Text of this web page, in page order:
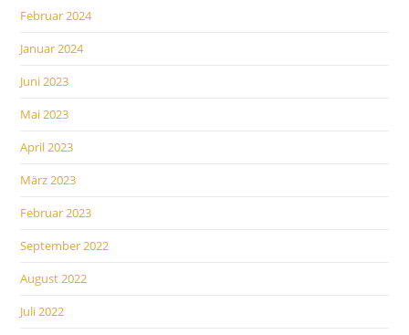
Februar 2024
Januar 2024
Juni 2023
Mai 2023
April 2023
März 2023
Februar 2023
September 2022
August 2022
Juli 2022